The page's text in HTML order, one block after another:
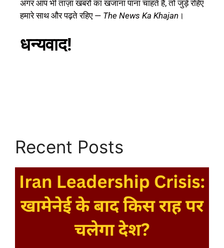
अगर आप भी ताज़ा खबरों का खजाना पाना चाहते हैं, तो जुड़े रहिए
हमारे साथ और पढ़ते रहिए — The News Ka Khajan ।
धन्यवाद!
Recent Posts